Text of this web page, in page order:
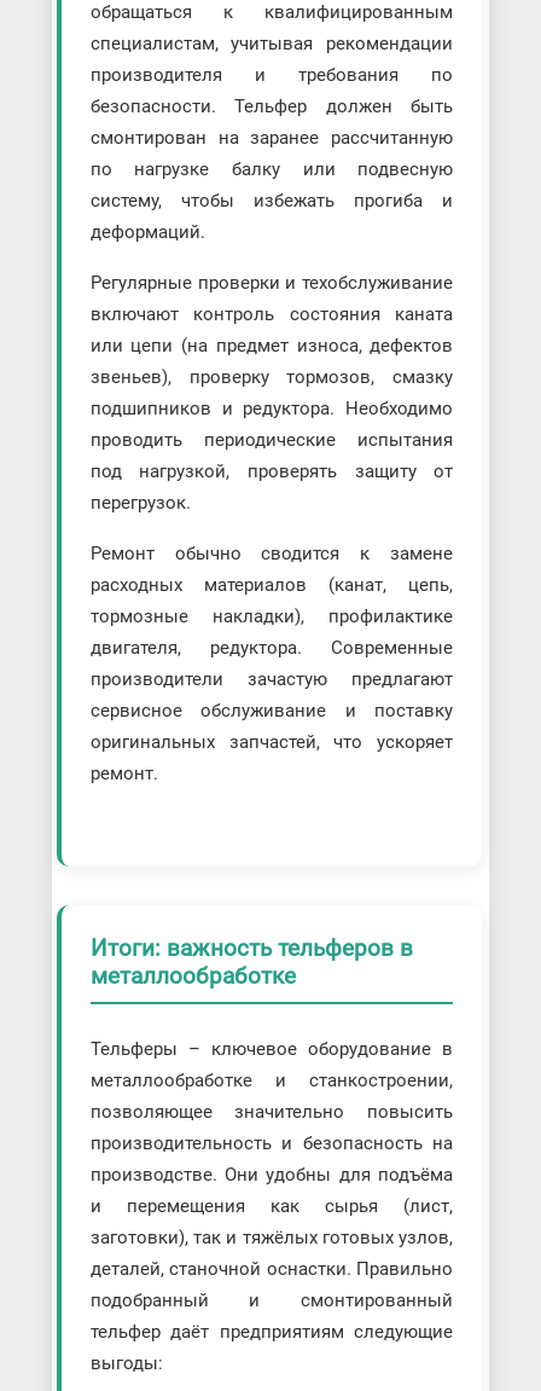
обращаться к квалифицированным
специалистам, учитывая рекомендации
производителя и требования по
безопасности. Тельфер должен быть
смонтирован на заранее рассчитанную
по нагрузке балку или подвесную
систему, чтобы избежать прогиба и
деформаций.
Регулярные проверки и техобслуживание
включают контроль состояния каната
или цепи (на предмет износа, дефектов
звеньев), проверку тормозов, смазку
подшипников и редуктора. Необходимо
проводить периодические испытания
под нагрузкой, проверять защиту от
перегрузок.
Ремонт обычно сводится к замене
расходных материалов (канат, цепь,
тормозные накладки), профилактике
двигателя, редуктора. Современные
производители зачастую предлагают
сервисное обслуживание и поставку
оригинальных запчастей, что ускоряет
ремонт.
Итоги: важность тельферов в
металлообработке
Тельферы – ключевое оборудование в
металлообработке и станкостроении,
позволяющее значительно повысить
производительность и безопасность на
производстве. Они удобны для подъёма
и перемещения как сырья (лист,
заготовки), так и тяжёлых готовых узлов,
деталей, станочной оснастки. Правильно
подобранный и смонтированный
тельфер даёт предприятиям следующие
выгоды: